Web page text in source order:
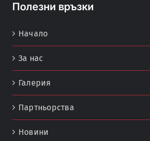
Полезни връзки
Начало
За нас
Галерия
Партньорства
Новини